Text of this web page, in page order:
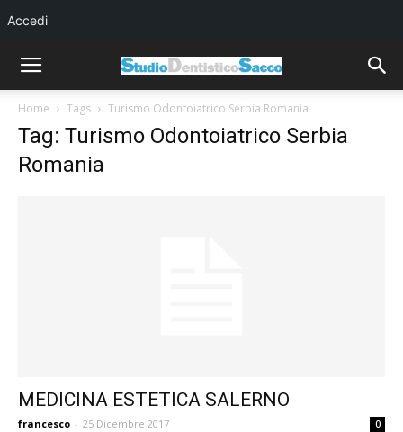
Home Tags Turismo Odontoiatrico Serbia Romania
Tag: Turismo Odontoiatrico Serbia
Romania
MEDICINA ESTETICA SALERNO
francesco - 25 Dicembre 2017 0
Accedi